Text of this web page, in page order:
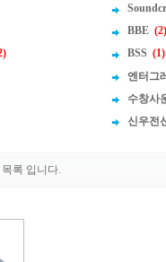
BBE (2)
BSS (1)
엔터그
수창사
신우전
록 입니다.